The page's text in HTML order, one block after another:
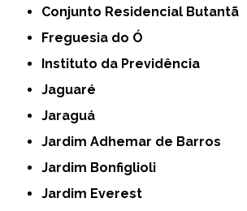
Conjunto Residencial Butantã
Freguesia do Ó
Instituto da Previdência
Jaguaré
Jaraguá
Jardim Adhemar de Barros
Jardim Bonfiglioli
Jardim Everest